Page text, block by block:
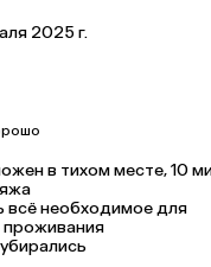
2025 г.
в тихом месте, 10
всё необходимое для